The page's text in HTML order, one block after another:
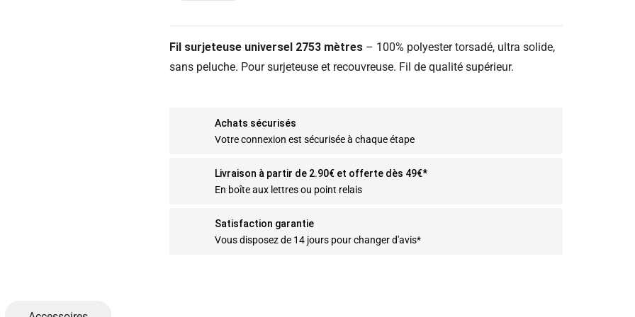
Fil surjeteuse universel 2753 mètres – 100% polyester torsadé, ultra solide,
sans peluche. Pour surjeteuse et recouvreuse. Fil de qualité supérieur.
Achats sécurisés
Votre connexion est sécurisée à chaque étape
Livraison à partir de 2.90€ et offerte dès 49€*
En boîte aux lettres ou point relais
Satisfaction garantie
Vous disposez de 14 jours pour changer d'avis*